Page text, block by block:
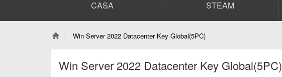
CASA STEAM
Win Server 2022 Datacenter Key Global(5PC)
Win Server 2022 Datacenter Key Global(5PC)